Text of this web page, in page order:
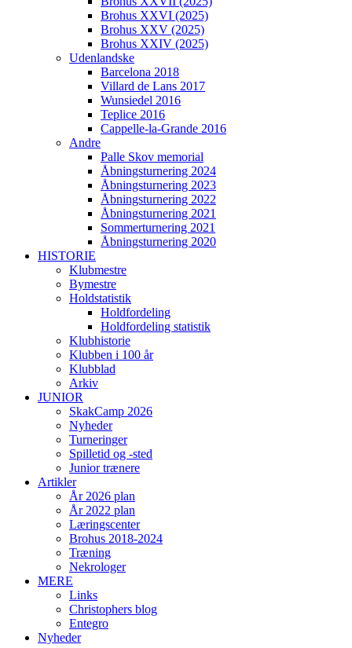
Brohus XXVI (2025)
Brohus XXV (2025)
Brohus XXIV (2025)
Udenlandske
Barcelona 2018
Villard de Lans 2017
Wunsiedel 2016
Teplice 2016
Cappelle-la-Grande 2016
Andre
Palle Skov memorial
Åbningsturnering 2024
Åbningsturnering 2023
Åbningsturnering 2022
Åbningsturnering 2021
Sommerturnering 2021
Åbningsturnering 2020
HISTORIE
Klubmestre
Bymestre
Holdstatistik
Holdfordeling
Holdfordeling statistik
Klubhistorie
Klubben i 100 år
Klubblad
Arkiv
JUNIOR
SkakCamp 2026
Nyheder
Turneringer
Spilletid og -sted
Junior trænere
Artikler
År 2026 plan
År 2022 plan
Læringscenter
Brohus 2018-2024
Træning
Nekrologer
MERE
Links
Christophers blog
Entegro
Nyheder